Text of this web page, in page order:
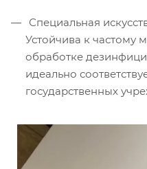
Специальная
Устойчива к частому
обработке
идеально
государственных